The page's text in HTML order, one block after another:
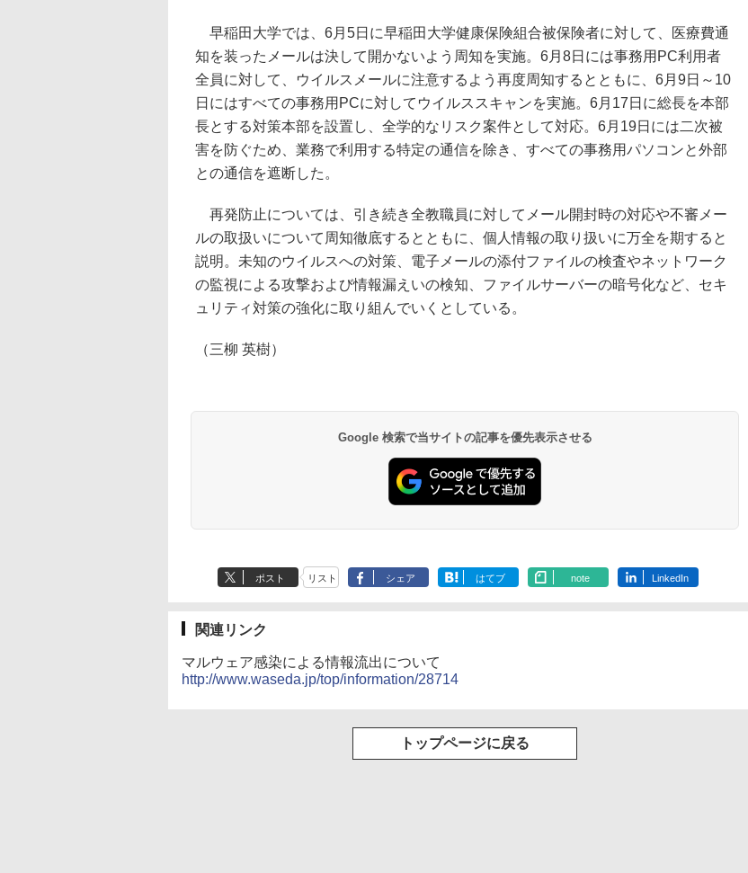
早稲田大学では、6月5日に早稲田大学健康保険組合被保険者に対して、医療費通
知を装ったメールは決して開かないよう周知を実施。6月8日には事務用PC利用者
全員に対して、ウイルスメールに注意するよう再度周知するとともに、6月9日～10
日にはすべての事務用PCに対してウイルススキャンを実施。6月17日に総長を本部
長とする対策本部を設置し、全学的なリスク案件として対応。6月19日には二次被
害を防ぐため、業務で利用する特定の通信を除き、すべての事務用パソコンと外部
との通信を遮断した。
再発防止については、引き続き全教職員に対してメール開封時の対応や不審メー
ルの取扱いについて周知徹底するとともに、個人情報の取り扱いに万全を期すると
説明。未知のウイルスへの対策、電子メールの添付ファイルの検査やネットワーク
の監視による攻撃および情報漏えいの検知、ファイルサーバーの暗号化など、セキ
ュリティ対策の強化に取り組んでいくとしている。
（三柳 英樹）
Google 検索で当サイトの記事を優先表示させる
ポスト リスト シェア はてブ note LinkedIn
関連リンク
マルウェア感染による情報流出について
http://www.waseda.jp/top/information/28714
トップページに戻る